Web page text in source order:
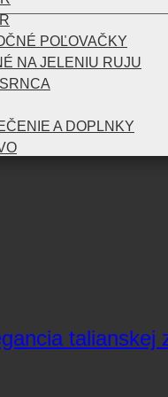
POĽOVAČKY
NA JELENIU RUJU
A DOPLNKY
talianskej